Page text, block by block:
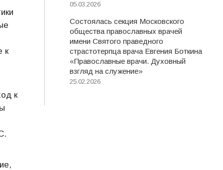
к
к
05.03.2026
Состоялась секция Московского
общества православных врачей
имени Святого праведного
страстотерпца врача Евгения Боткина
«Православные врачи. Духовный
взгляд на служение»
25.02.2026